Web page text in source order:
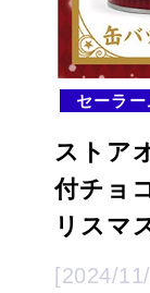
セーラ
ストア
付チョ
リスマ
[2024/